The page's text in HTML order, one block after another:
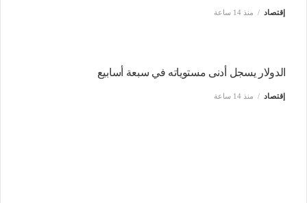
إقتصاد منذ 14 ساعة
الدولار يسجل أدنى مستوياته في سبعة أسابيع
إقتصاد منذ 14 ساعة